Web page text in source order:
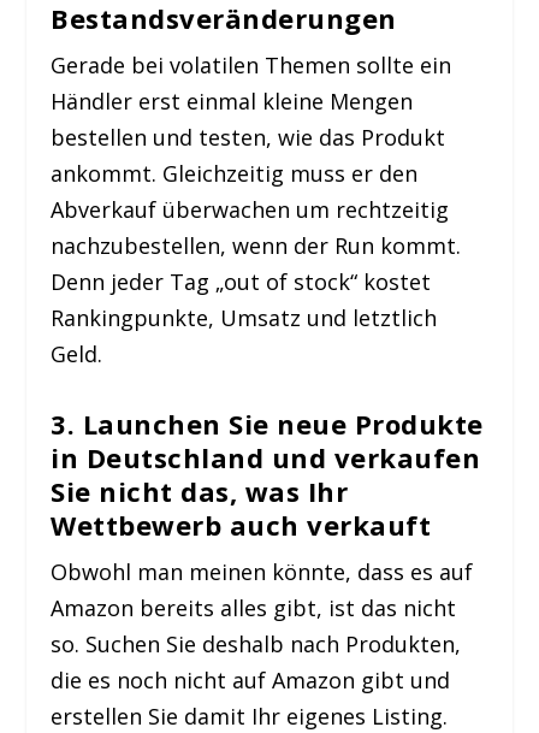
Bestandsveränderungen
Gerade bei volatilen Themen sollte ein
Händler erst einmal kleine Mengen
bestellen und testen, wie das Produkt
ankommt. Gleichzeitig muss er den
Abverkauf überwachen um rechtzeitig
nachzubestellen, wenn der Run kommt.
Denn jeder Tag „out of stock“ kostet
Rankingpunkte, Umsatz und letztlich
Geld.
3. Launchen Sie neue Produkte
in Deutschland und verkaufen
Sie nicht das, was Ihr
Wettbewerb auch verkauft
Obwohl man meinen könnte, dass es auf
Amazon bereits alles gibt, ist das nicht
so. Suchen Sie deshalb nach Produkten,
die es noch nicht auf Amazon gibt und
erstellen Sie damit Ihr eigenes Listing.